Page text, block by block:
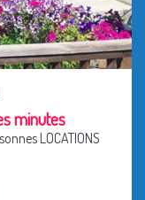
minutes
LOCATIONS